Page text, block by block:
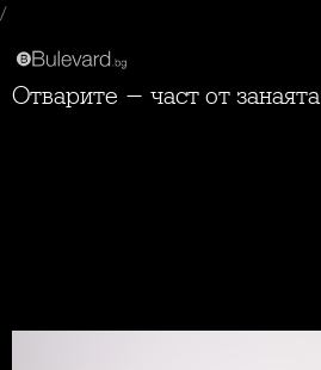
/
Отварите - част от занаята